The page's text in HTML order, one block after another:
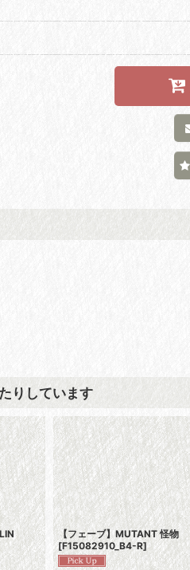
りしています
【フェーブ】MUTANT 怪物
[F15082910_B4-R]